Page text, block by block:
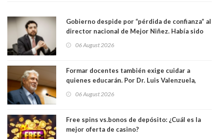
Gobierno despide por “pérdida de confianza” al
director nacional de Mejor Niñez. Había sido
06 August 2026
Formar docentes también exige cuidar a
quienes educarán. Por Dr. Luis Valenzuela,
Académicos U. Católica Silva Henríquez
06 August 2026
Free spins vs.bonos de depósito: ¿Cuál es la
mejor oferta de casino?